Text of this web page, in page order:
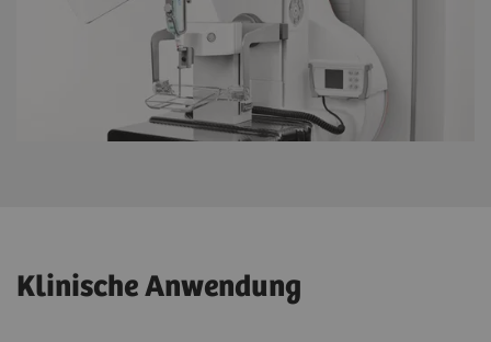
Klinische Anwendung